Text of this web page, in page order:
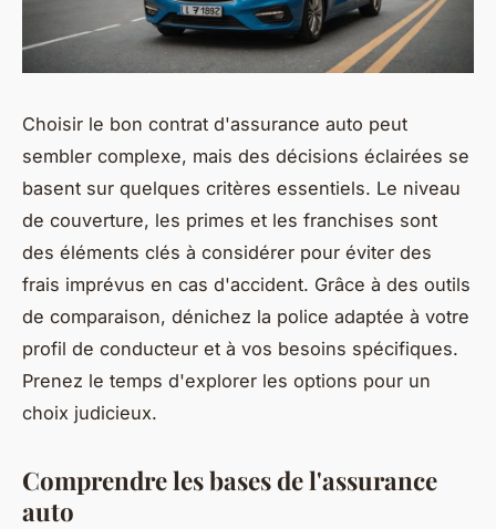
Choisir le bon contrat d'assurance auto peut
sembler complexe, mais des décisions éclairées se
basent sur quelques critères essentiels. Le niveau
de couverture, les primes et les franchises sont
des éléments clés à considérer pour éviter des
frais imprévus en cas d'accident. Grâce à des outils
de comparaison, dénichez la police adaptée à votre
profil de conducteur et à vos besoins spécifiques.
Prenez le temps d'explorer les options pour un
choix judicieux.
Comprendre les bases de l'assurance
auto